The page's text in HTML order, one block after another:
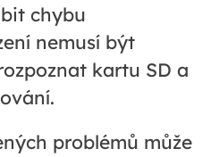
chybu
nemusí být
kartu SD a
problémů může